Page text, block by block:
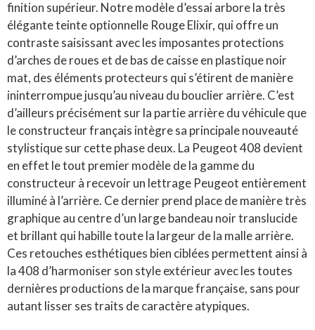
finition supérieur. Notre modèle d’essai arbore la très
élégante teinte optionnelle Rouge Elixir, qui offre un
contraste saisissant avec les imposantes protections
d’arches de roues et de bas de caisse en plastique noir
mat, des éléments protecteurs qui s’étirent de manière
ininterrompue jusqu’au niveau du bouclier arrière. C’est
d’ailleurs précisément sur la partie arrière du véhicule que
le constructeur français intègre sa principale nouveauté
stylistique sur cette phase deux. La Peugeot 408 devient
en effet le tout premier modèle de la gamme du
constructeur à recevoir un lettrage Peugeot entièrement
illuminé à l’arrière. Ce dernier prend place de manière très
graphique au centre d’un large bandeau noir translucide
et brillant qui habille toute la largeur de la malle arrière.
Ces retouches esthétiques bien ciblées permettent ainsi à
la 408 d’harmoniser son style extérieur avec les toutes
dernières productions de la marque française, sans pour
autant lisser ses traits de caractère atypiques.